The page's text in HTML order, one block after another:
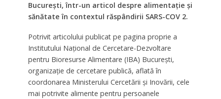
Bucureşti, într-un articol despre alimentaţie şi
sănătate în contextul răspândirii SARS-COV 2.
Potrivit articolului publicat pe pagina proprie a
Institutului Naţional de Cercetare-Dezvoltare
pentru Bioresurse Alimentare (IBA) Bucureşti,
organizaţie de cercetare publică, aflată în
coordonarea Ministerului Cercetării şi Inovării, cele
mai potrivite alimente pentru persoanele